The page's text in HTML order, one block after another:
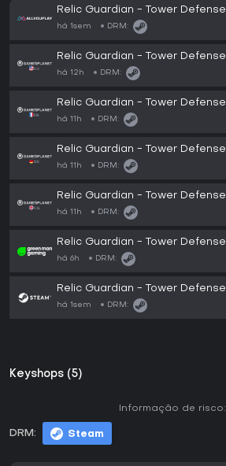
Relic Guardian - Tower Defense
há 1sem DRM:
Relic Guardian - Tower Defense
há 12h DRM:
Relic Guardian - Tower Defense
há 11h DRM:
Relic Guardian - Tower Defense
há 11h DRM:
Relic Guardian - Tower Defense
há 11h DRM:
Relic Guardian - Tower Defense
há 6h DRM:
Relic Guardian - Tower Defense
há 1sem DRM:
Keyshops (5)
DRM: Steam
Informação de risco: